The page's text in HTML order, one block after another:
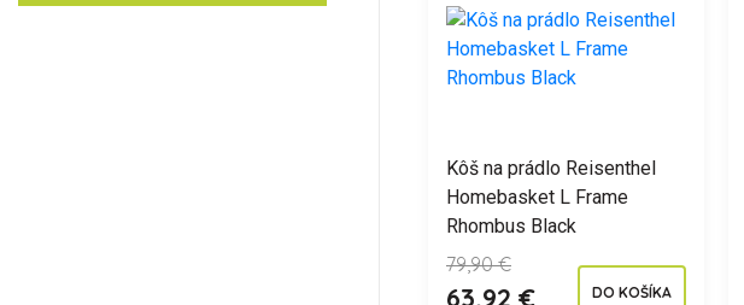
Kôš na prádlo Reisenthel
Homebasket L Frame
Rhombus Black
79,90 €
63,92 € DO KOŠÍKA